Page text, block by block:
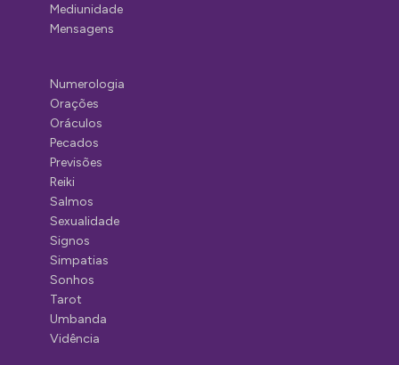
Mediunidade
Mensagens
Numerologia
Orações
Oráculos
Pecados
Previsões
Reiki
Salmos
Sexualidade
Signos
Simpatias
Sonhos
Tarot
Umbanda
Vidência